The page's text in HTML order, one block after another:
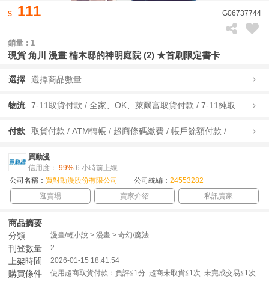
111 G06737744
銷量 : 1
現貨 角川 漫畫 楠木邸的神明庭院 (2) ★首刷限定書卡
選擇 選擇商品數量
物流
付款 取貨付款 / ATM轉帳 / 超商條碼繳費 / 帳戶餘額付款 /
買動漫
信用度： 99% 6 小時前上線
公司名稱： 買對動漫股份有限公司 公司統編： 24553282
逛賣場
賣家介紹 私訊賣家
商品摘要
分類
漫畫/輕小說 > 漫畫 > 奇幻/魔法
刊登數量 2
上架時間 2026-01-15 18:41:54
購買條件 使用超商取貨付款：負評≦1分 超商未取貨≦1次 未完成交易≦1次